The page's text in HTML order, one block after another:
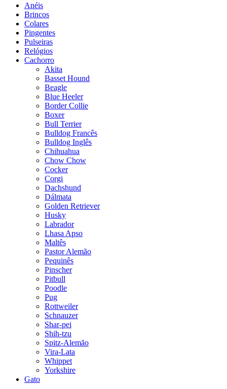
Anéis
Brincos
Colares
Pingentes
Pulseiras
Relógios
Cachorro
Akita
Basset Hound
Beagle
Blue Heeler
Border Collie
Boxer
Bull Terrier
Bulldog Francês
Bulldog Inglês
Chihuahua
Chow Chow
Cocker
Corgi
Dachshund
Dálmata
Golden Retriever
Husky
Labrador
Lhasa Apso
Maltês
Pastor Alemão
Pequinês
Pinscher
Pitbull
Poodle
Pug
Rottweiler
Schnauzer
Shar-pei
Shih-tzu
Spitz-Alemão
Vira-Lata
Whippet
Yorkshire
Gato